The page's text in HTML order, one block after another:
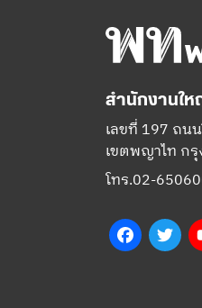
สำนักงานใ
เลขที่ 197 ถน
เขตพญาไท ก
โทร.02-